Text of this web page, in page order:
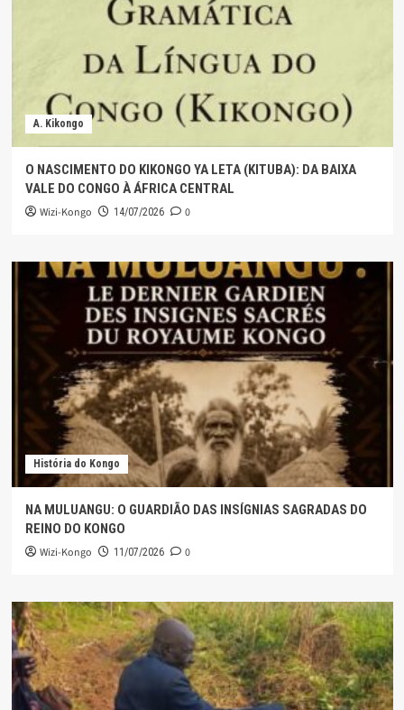
A. Kikongo
O NASCIMENTO DO KIKONGO YA LETA (KITUBA): DA BAIXA
VALE DO CONGO À ÁFRICA CENTRAL
Wizi-Kongo 14/07/2026 0
História do Kongo
NA MULUANGU: O GUARDIÃO DAS INSÍGNIAS SAGRADAS DO
REINO DO KONGO
Wizi-Kongo 11/07/2026 0